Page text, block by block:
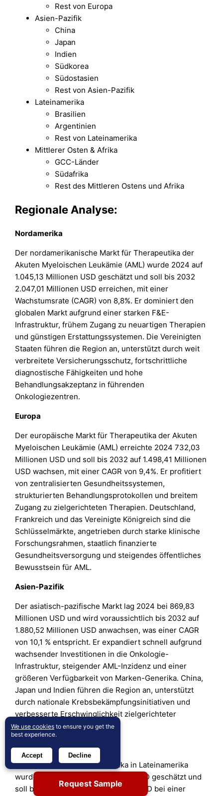
Rest von Europa
Asien-Pazifik
China
Japan
Indien
Südkorea
Südostasien
Rest von Asien-Pazifik
Lateinamerika
Brasilien
Argentinien
Rest von Lateinamerika
Mittlerer Osten & Afrika
GCC-Länder
Südafrika
Rest des Mittleren Ostens und Afrika
Regionale Analyse:
Nordamerika
Der nordamerikanische Markt für Therapeutika der
Akuten Myeloischen Leukämie (AML) wurde 2024 auf
1.045,13 Millionen USD geschätzt und soll bis 2032
2.047,01 Millionen USD erreichen, mit einer
Wachstumsrate (CAGR) von 8,8%. Er dominiert den
globalen Markt aufgrund einer starken F&E-
Infrastruktur, frühem Zugang zu neuartigen Therapien
und günstigen Erstattungssystemen. Die Vereinigten
Staaten führen die Region an, unterstützt durch weit
verbreitete Versicherungsschutz, fortschrittliche
diagnostische Fähigkeiten und hohe
Behandlungsakzeptanz in führenden
Onkologiezentren.
Europa
Der europäische Markt für Therapeutika der Akuten
Myeloischen Leukämie (AML) erreichte 2024 732,03
Millionen USD und soll bis 2032 auf 1.498,41 Millionen
USD wachsen, mit einer CAGR von 9,4%. Er profitiert
von zentralisierten Gesundheitssystemen,
strukturierten Behandlungsprotokollen und breitem
Zugang zu zielgerichteten Therapien. Deutschland,
Frankreich und das Vereinigte Königreich sind die
Schlüsselmärkte, angetrieben durch starke klinische
Forschungsrahmen, staatlich finanzierte
Gesundheitsversorgung und steigendes öffentliches
Bewusstsein für AML.
Asien-Pazifik
Der asiatisch-pazifische Markt lag 2024 bei 869,83
Millionen USD und wird voraussichtlich bis 2032 auf
1.880,52 Millionen USD anwachsen, was einer CAGR
von 10,1 % entspricht. Er expandiert schnell aufgrund
wachsender Investitionen in die Onkologie-
Infrastruktur, steigender AML-Inzidenz und einer
größeren Verfügbarkeit von Marken-Generika. China,
Japan und Indien führen die Region an, unterstützt
durch nationale Krebsbekämpfungsinitiativen und
verbesserte Erschwinglichkeit zielgerichteter
Therapien.
Lateinamerika
Der Markt für AML-Therapeutika in Lateinamerika
wurde 2024 auf 378,07 Millionen USD geschätzt und
soll bis 2032 auf 773,77 Millionen USD bei einer
Request Sample
We use cookies to ensure you get the
best experience.
Accept Decline